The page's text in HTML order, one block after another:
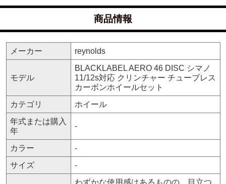
商品情報
メーカー reynolds
モデル
BLACKLABEL AERO 46 DISC シマノ
11/12s対応 クリンチャー チューブレス
カーボンホイールセット
カテゴリ
ホイール
年式または購入
年
-
カラー
-
サイズ
-
わずかな使用感はあるものの、目立つ